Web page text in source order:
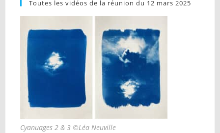
Toutes les vidéos de la réunion du 12 mars 2025
Cyanuages 2 & 3 ©Léa Neuville